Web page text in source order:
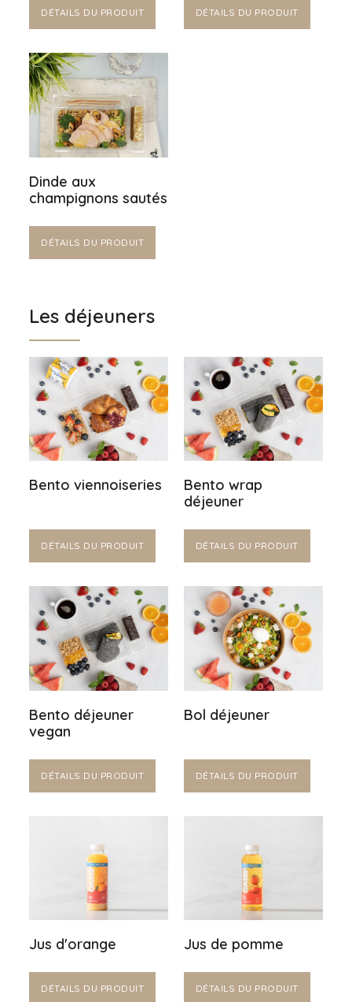
DÉTAILS DU PRODUIT DÉTAILS DU PRODUIT
Dinde aux
champignons sautés
DÉTAILS DU PRODUIT
Les déjeuners
Bento viennoiseries
DÉTAILS DU PRODUIT
Bento wrap
déjeuner
DÉTAILS DU PRODUIT
Bento déjeuner
vegan
DÉTAILS DU PRODUIT
Bol déjeuner
DÉTAILS DU PRODUIT
Jus d'orange
DÉTAILS DU PRODUIT
Jus de pomme
DÉTAILS DU PRODUIT